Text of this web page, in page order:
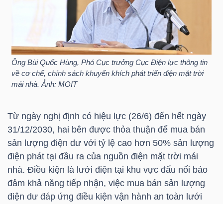
Ông Bùi Quốc Hùng, Phó Cục trưởng Cục Điện lực thông tin
về cơ chế, chính sách khuyến khích phát triển điện mặt trời
mái nhà. Ảnh: MOIT
Từ ngày nghị định có hiệu lực (26/6) đến hết ngày
31/12/2030, hai bên được thỏa thuận để mua bán
sản lượng điện dư với tỷ lệ cao hơn 50% sản lượng
điện phát tại đầu ra của nguồn điện mặt trời mái
nhà. Điều kiện là lưới điện tại khu vực đấu nối bảo
đảm khả năng tiếp nhận, việc mua bán sản lượng
điện dư đáp ứng điều kiện vận hành an toàn lưới
NGHIỆP
PHÁI
SINH